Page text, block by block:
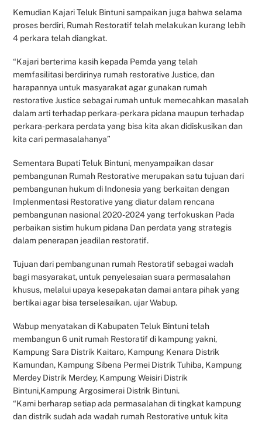
Kemudian Kajari Teluk Bintuni sampaikan juga bahwa selama
proses berdiri, Rumah Restoratif telah melakukan kurang lebih
4 perkara telah diangkat.
“Kajari berterima kasih kepada Pemda yang telah
memfasilitasi berdirinya rumah restorative Justice, dan
harapannya untuk masyarakat agar gunakan rumah
restorative Justice sebagai rumah untuk memecahkan masalah
dalam arti terhadap perkara-perkara pidana maupun terhadap
perkara-perkara perdata yang bisa kita akan didiskusikan dan
kita cari permasalahanya”
Sementara Bupati Teluk Bintuni, menyampaikan dasar
pembangunan Rumah Restorative merupakan satu tujuan dari
pembangunan hukum di Indonesia yang berkaitan dengan
Implenmentasi Restorative yang diatur dalam rencana
pembangunan nasional 2020-2024 yang terfokuskan Pada
perbaikan sistim hukum pidana Dan perdata yang strategis
dalam penerapan jeadilan restoratif.
Tujuan dari pembangunan rumah Restoratif sebagai wadah
bagi masyarakat, untuk penyelesaian suara permasalahan
khusus, melalui upaya kesepakatan damai antara pihak yang
bertikai agar bisa terselesaikan. ujar Wabup.
Wabup menyatakan di Kabupaten Teluk Bintuni telah
membangun 6 unit rumah Restoratif di kampung yakni,
Kampung Sara Distrik Kaitaro, Kampung Kenara Distrik
Kamundan, Kampung Sibena Permei Distrik Tuhiba, Kampung
Merdey Distrik Merdey, Kampung Weisiri Distrik
Bintuni,Kampung Argosimerai Distrik Bintuni.
“Kami berharap setiap ada permasalahan di tingkat kampung
dan distrik sudah ada wadah rumah Restorative untuk kita